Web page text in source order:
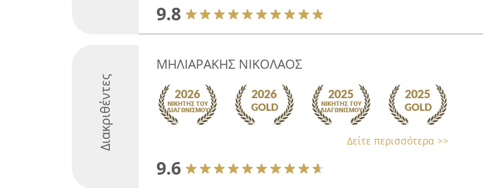
9.8
Διακριθέντες
ΜΗΛΙΑΡΑΚΗΣ ΝΙΚΟΛΑΟΣ
Δείτε περισσότερα >>
9.6